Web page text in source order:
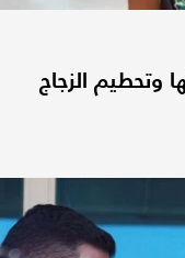
وتحطيم الزجاج